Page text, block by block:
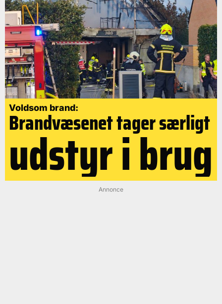
Voldsom brand:
Brandvæsenet tager særligt
udstyr i brug
Annonce